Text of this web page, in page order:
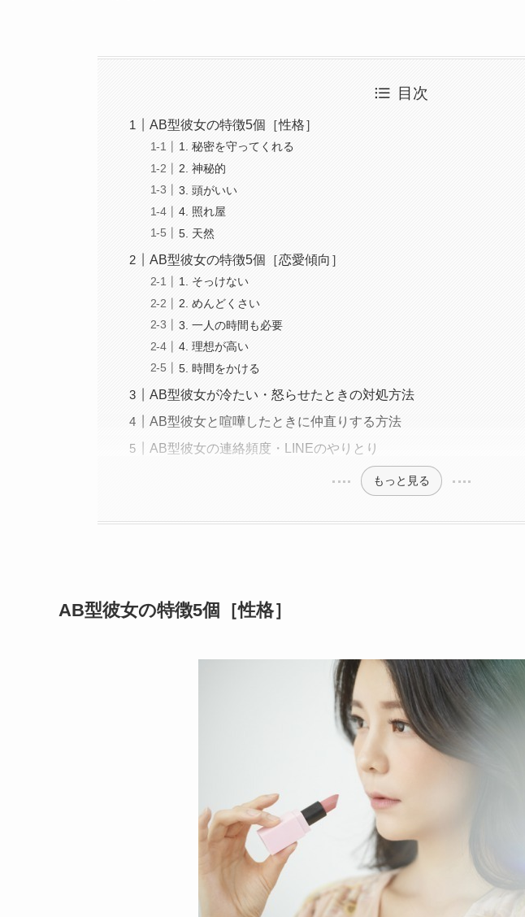
目次
AB型彼女の特徴5個［性格］
1. 秘密を守ってくれる
2. 神秘的
3. 頭がいい
4. 照れ屋
5. 天然
AB型彼女の特徴5個［恋愛傾向］
1. そっけない
2. めんどくさい
3. 一人の時間も必要
4. 理想が高い
5. 時間をかける
AB型彼女が冷たい・怒らせたときの対処方法
AB型彼女と喧嘩したときに仲直りする方法
AB型彼女の連絡頻度・LINEのやりとり
もっと見る
AB型彼女の特徴5個［性格］